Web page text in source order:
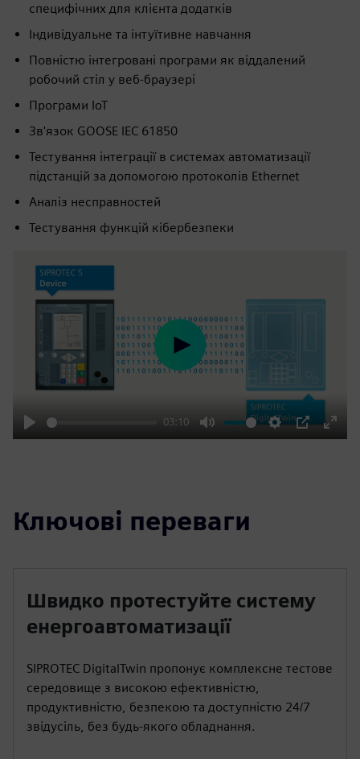
специфічних для клієнта додатків
Індивідуальне та інтуїтивне навчання
Повністю інтегровані програми як віддалений
робочий стіл у веб-браузері
Програми IoT
Зв'язок GOOSE IEC 61850
Тестування інтеграції в системах автоматизації
підстанцій за допомогою протоколів Ethernet
Аналіз несправностей
Тестування функцій кібербезпеки
Play
03:10
Mute Settings
PIP
Enter
Play
Ключові переваги
Швидко протестуйте систему
енергоавтоматизації
SIPROTEC DigitalTwin пропонує комплексне тестове
середовище з високою ефективністю,
продуктивністю, безпекою та доступністю 24/7
звідусіль, без будь-якого обладнання.